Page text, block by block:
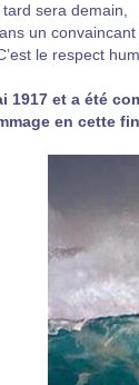
sera demain,
un convaincant
le respect
1917 et a été
en cette fin